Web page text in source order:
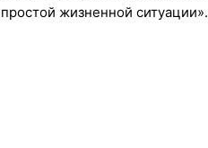
жизненной ситуации».